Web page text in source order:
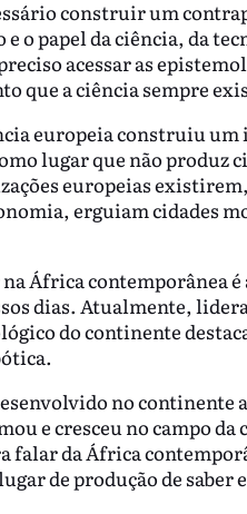
construir um
o papel da ciência, da
acessar as
que a ciência sempre
europeia construiu
lugar que não produz
europeias
erguiam cidades
na África contemporânea
dias. Atualmente,
do continente
no continente
e cresceu no campo
falar da África
de produção de saber